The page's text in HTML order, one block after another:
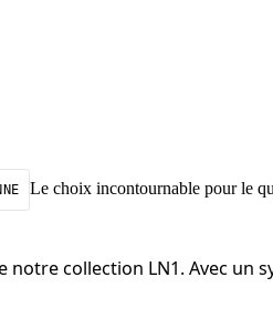
Le choix incontournable pour le
notre collection LN1. Avec un